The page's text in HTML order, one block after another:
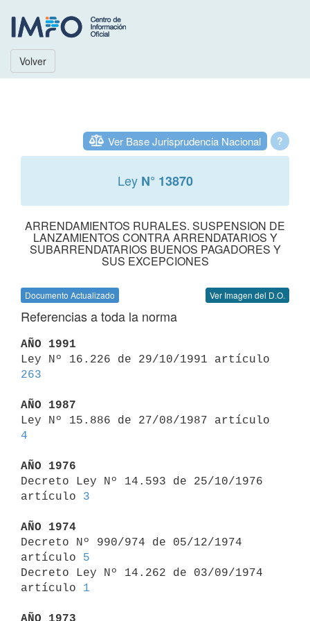
Volver
?
Ver Base Jurisprudencia Nacional
Ley N° 13870
ARRENDAMIENTOS RURALES. SUSPENSION DE
LANZAMIENTOS CONTRA ARRENDATARIOS Y
SUBARRENDATARIOS BUENOS PAGADORES Y
SUS EXCEPCIONES
Documento Actualizado Ver Imagen del D.O.
Referencias a toda la norma
AÑO 1991
263
AÑO 1987
4
AÑO 1976
Decreto Ley Nº 14.593 de 25/10/1976
artículo 3
AÑO 1974
Decreto Nº 990/974 de 05/12/1974
artículo 5
Decreto Ley Nº 14.262 de 03/09/1974
artículo 1